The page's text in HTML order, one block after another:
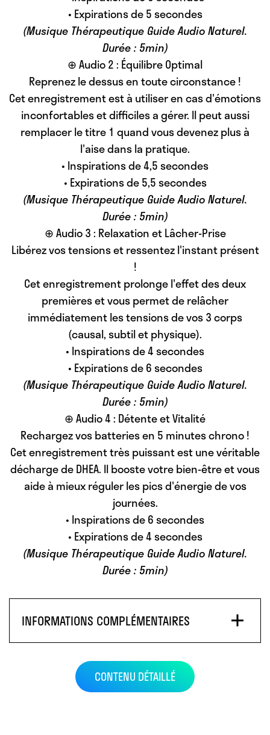
• Expirations de 5 secondes
(Musique Thérapeutique Guide Audio Naturel.
Durée : 5min)
⊕ Audio 2: Équilibre Optimal
Reprenez le dessus en toute circonstance !
Cet enregistrement est à utiliser en cas d'émotions
inconfortables et difficiles a gérer. Il peut aussi
remplacer le titre 1 quand vous devenez plus à
l'aise dans la pratique.
• Inspirations de 4,5 secondes
• Expirations de 5,5 secondes
(Musique Thérapeutique Guide Audio Naturel.
Durée : 5min)
⊕ Audio 3: Relaxation et Lâcher-Prise
Libérez vos tensions et ressentez l'instant présent
!
Cet enregistrement prolonge l'effet des deux
premières et vous permet de relâcher
immédiatement les tensions de vos 3 corps
(causal, subtil et physique).
• Inspirations de 4 secondes
• Expirations de 6 secondes
(Musique Thérapeutique Guide Audio Naturel.
Durée : 5min)
⊕ Audio 4: Détente et Vitalité
Rechargez vos batteries en 5 minutes chrono !
Cet enregistrement très puissant est une véritable
décharge de DHEA. Il booste votre bien-être et vous
aide à mieux réguler les pics d'énergie de vos
journées.
• Inspirations de 6 secondes
• Expirations de 4 secondes
(Musique Thérapeutique Guide Audio Naturel.
Durée : 5min)
INFORMATIONS COMPLÉMENTAIRES
CONTENU DÉTAILLÉ